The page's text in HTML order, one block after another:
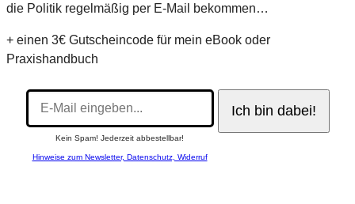
die Politik regelmäßig per E-Mail bekommen…
+ einen 3€ Gutscheincode für mein eBook oder
Praxishandbuch
Kein Spam! Jederzeit abbestellbar!
Hinweise zum Newsletter, Datenschutz, Widerruf